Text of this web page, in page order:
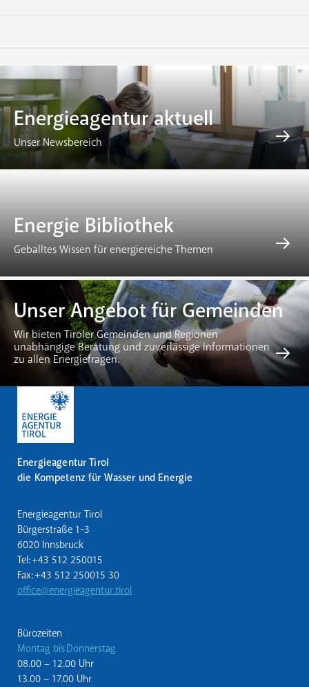
Energieagentur aktuell
Unser Newsbereich
Energie Bibliothek
Geballtes Wissen für energiereiche Themen
Unser Angebot für Gemeinden
Wir bieten Tiroler Gemeinden und Regionen
unabhängige Beratung und zuverlässige Informationen
zu allen Energiefragen.
Energieagentur Tirol
die Kompetenz für Wasser und Energie
Energieagentur Tirol
Bürgerstraße 1-3
6020 Innsbruck
Tel: +43 512 250015
Fax: +43 512 250015 30
office@energieagentur.tirol
Bürozeiten
Montag bis Donnerstag
08.00 – 12.00 Uhr
13.00 – 17.00 Uhr